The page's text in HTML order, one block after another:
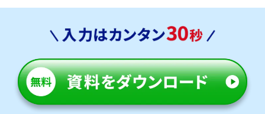
定期テストを中心に内申点を上げる対策を実施していま
す。中間・期末テスト対策はもちろん、学校の授業進度とお
す。
また、受験生には保護者様と生徒さまとの三者面談で進路
相談を行っています。
帯広第四中学校